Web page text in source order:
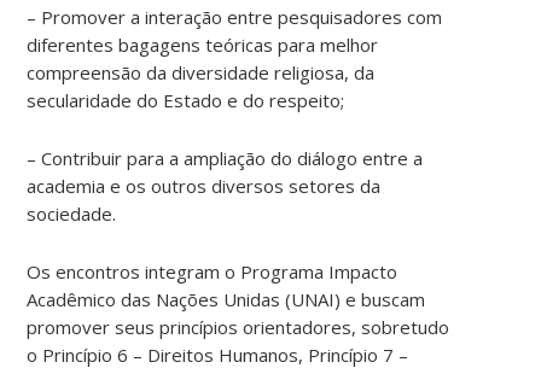
– Promover a interação entre pesquisadores com
diferentes bagagens teóricas para melhor
compreensão da diversidade religiosa, da
secularidade do Estado e do respeito;
– Contribuir para a ampliação do diálogo entre a
academia e os outros diversos setores da
sociedade.
Os encontros integram o Programa Impacto
Acadêmico das Nações Unidas (UNAI) e buscam
promover seus princípios orientadores, sobretudo
o Princípio 6 – Direitos Humanos, Princípio 7 –